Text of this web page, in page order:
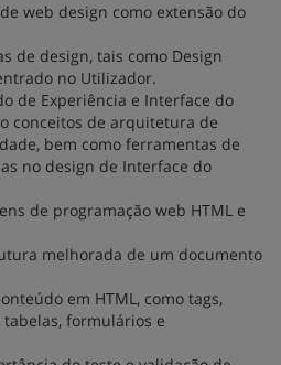
web design como extensão do
de design, tais como Design
no Utilizador.
de Experiência e Interface do
conceitos de arquitetura de
bem como ferramentas de
no design de Interface do
de programação web HTML e
melhorada de um documento
em HTML, como tags,
formulários e